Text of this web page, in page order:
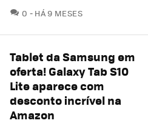
0 COMENTÁRIOS
HÁ 9 MESES
Tablet da Samsung em
oferta! Galaxy Tab S10
Lite aparece com
desconto incrível na
Amazon